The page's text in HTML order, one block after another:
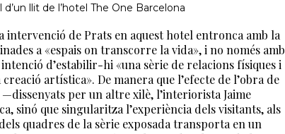
llit de l’hotel The One Barcelona
intervenció de Prats en aquest hotel entronca amb la
a «espais on transcorre la vida», i no només amb
d’estabilir-hi «una sèrie de relacions físiques i
artística». De manera que l’efecte de l’obra de
per un altre xilè, l’interiorista Jaime
sinó que singularitza l’experiència dels visitants, als
quadres de la sèrie exposada transporta en un